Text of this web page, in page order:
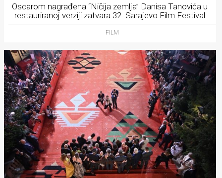
Oscarom nagrađena “Ničija zemlja” Danisa Tanovića u
restauriranoj verziji zatvara 32. Sarajevo Film Festival
FILM